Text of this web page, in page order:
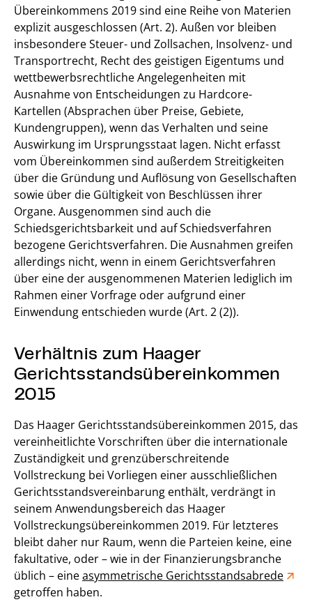
Übereinkommens 2019 sind eine Reihe von Materien
explizit ausgeschlossen (Art. 2). Außen vor bleiben
insbesondere Steuer- und Zollsachen, Insolvenz- und
Transportrecht, Recht des geistigen Eigentums und
wettbewerbsrechtliche Angelegenheiten mit
Ausnahme von Entscheidungen zu Hardcore-
Kartellen (Absprachen über Preise, Gebiete,
Kundengruppen), wenn das Verhalten und seine
Auswirkung im Ursprungsstaat lagen. Nicht erfasst
vom Übereinkommen sind außerdem Streitigkeiten
über die Gründung und Auflösung von Gesellschaften
sowie über die Gültigkeit von Beschlüssen ihrer
Organe. Ausgenommen sind auch die
Schiedsgerichtsbarkeit und auf Schiedsverfahren
bezogene Gerichtsverfahren. Die Ausnahmen greifen
allerdings nicht, wenn in einem Gerichtsverfahren
über eine der ausgenommenen Materien lediglich im
Rahmen einer Vorfrage oder aufgrund einer
Einwendung entschieden wurde (Art. 2 (2)).
Verhältnis zum Haager
Gerichtsstandsübereinkommen
2015
Das Haager Gerichtsstandsübereinkommen 2015, das
vereinheitlichte Vorschriften über die internationale
Zuständigkeit und grenzüberschreitende
Vollstreckung bei Vorliegen einer ausschließlichen
Gerichtsstandsvereinbarung enthält, verdrängt in
seinem Anwendungsbereich das Haager
Vollstreckungsübereinkommen 2019. Für letzteres
bleibt daher nur Raum, wenn die Parteien keine, eine
fakultative, oder – wie in der Finanzierungsbranche
üblich – eineasymmetrische Gerichtsstandsabrede
getroffen haben.